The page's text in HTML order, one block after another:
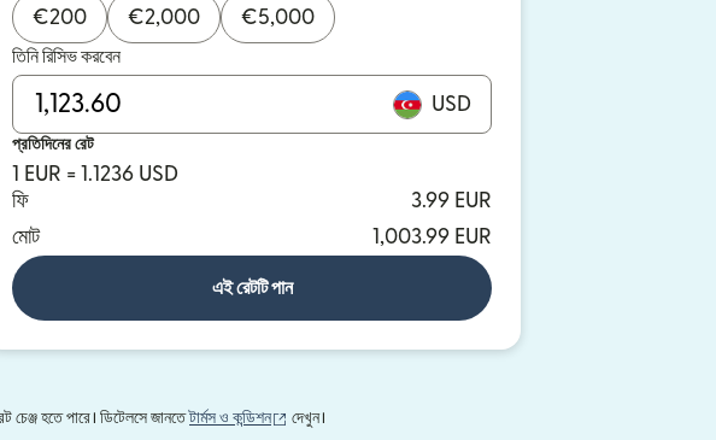
€200 €2,000 €5,000
তিনি রিসিভ করবেন
USD
প্রতিদিনের রেট
1 EUR = 1.1236 USD
ফি
3.99 EUR
মোট
1,003.99 EUR
এই রেটটি পান
চেঞ্জ হতে পারে। ডিটেলসে জানতেটার্মস ও কন্ডিশন (নতুন উইন্ডোতে খুলবে)
দেখুন।